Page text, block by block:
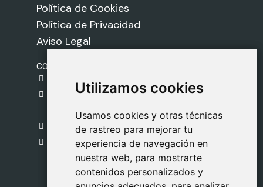
Utilizamos cookies
Usamos cookies y otras técnicas
de rastreo para mejorar tu
experiencia de navegación en
nuestra web, para mostrarte
contenidos personalizados y
Utilizamos cookies
Usamos cookies y otras técnicas
de rastreo para mejorar tu
experiencia de navegación en
nuestra web, para mostrarte
contenidos personalizados y
Política de Cookies
Política de Privacidad
Aviso Legal
CONTACTO
C. del Pradillo, 6, 28770 Colmenar Viejo,
Madrid
918 459 877
Lunes a Viernes
09:00 - 13:00